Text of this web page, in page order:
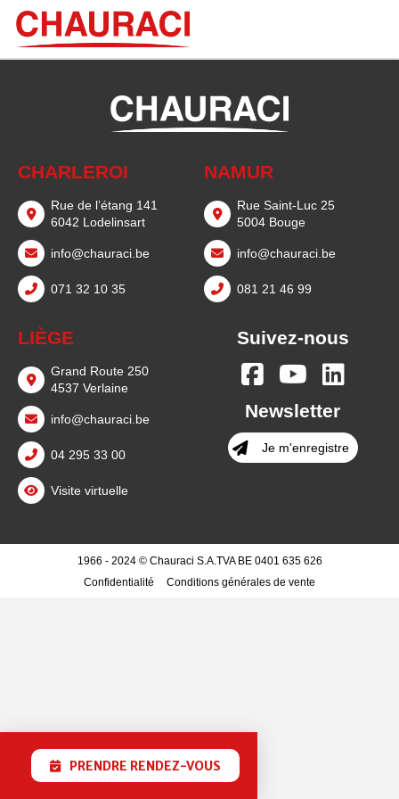
PRENDRE RENDEZ-VOUS
CHARLEROI
Rue de l’étang 141
6042 Lodelinsart
info@chauraci.be
071 32 10 35
NAMUR
Rue Saint-Luc 25
5004 Bouge
info@chauraci.be
081 21 46 99
LIÈGE
Grand Route 250
4537 Verlaine
info@chauraci.be
04 295 33 00
Visite virtuelle
Suivez-nous
Newsletter
Je m'enregistre
1966 - 2024 © Chauraci S.A.TVA BE 0401 635 626
Confidentialité
Conditions générales de vente